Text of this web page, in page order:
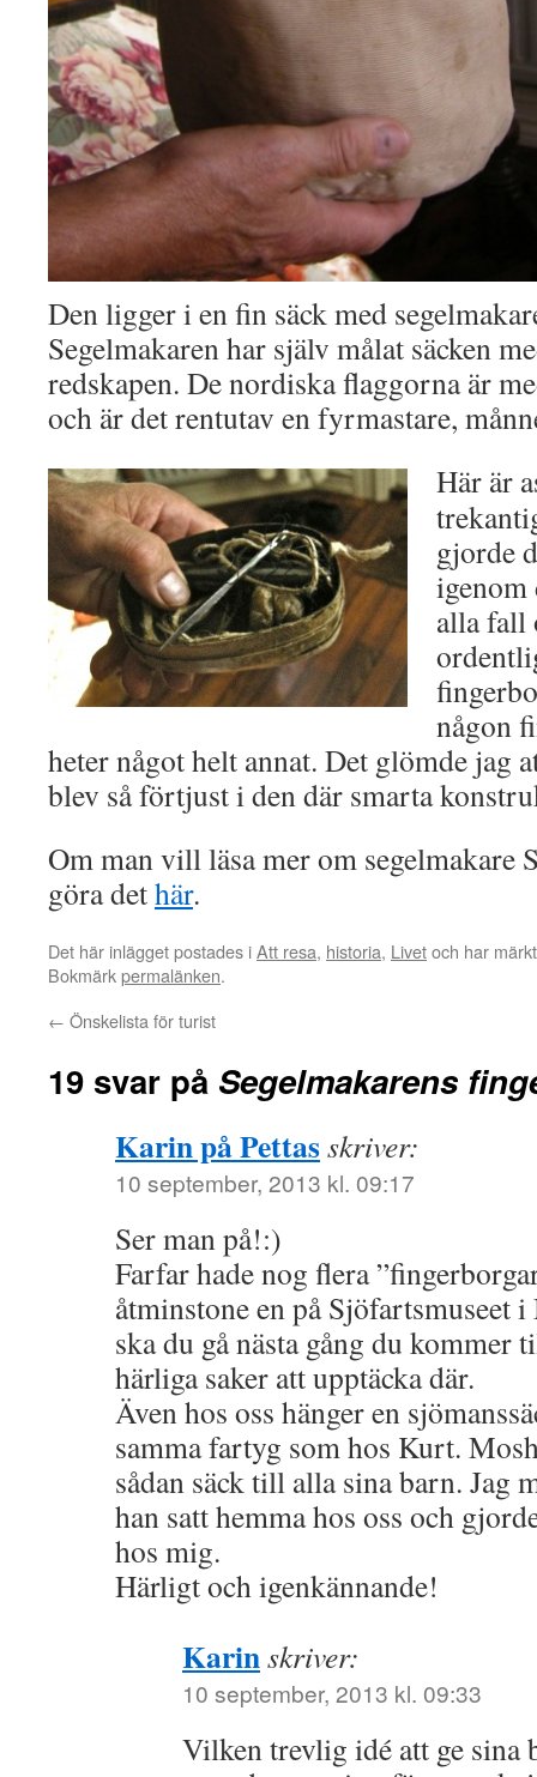
Den ligger i en fin säck med
Segelmakaren har själv målat säcken
redskapen. De nordiska flaggorna är
och är det rentutav en fyrmastare,
Här är
gjorde
igenom
alla fall
någon
heter något helt annat. Det glömde jag
blev så förtjust i den där smarta
Om man vill läsa mer om segelmakare
göra dethär.
Det här inlägget postades iAtt resa, historia, Livetoch har
Bokmärkpermalänken.
← Önskelista för turist
19 svar på Segelmakarens
Karin på Pettasskriver:
10 september, 2013 kl. 09:17
Ser man på!:)
Farfar hade nog flera
åtminstone en på Sjöfartsmuseet
ska du gå nästa gång du kommer
härliga saker att upptäcka där.
Även hos oss hänger en
samma fartyg som hos Kurt.
sådan säck till alla sina barn. Jag
han satt hemma hos oss och
hos mig.
Härligt och igenkännande!
Karinskriver:
10 september, 2013 kl. 09:33
Vilken trevlig idé att ge sina